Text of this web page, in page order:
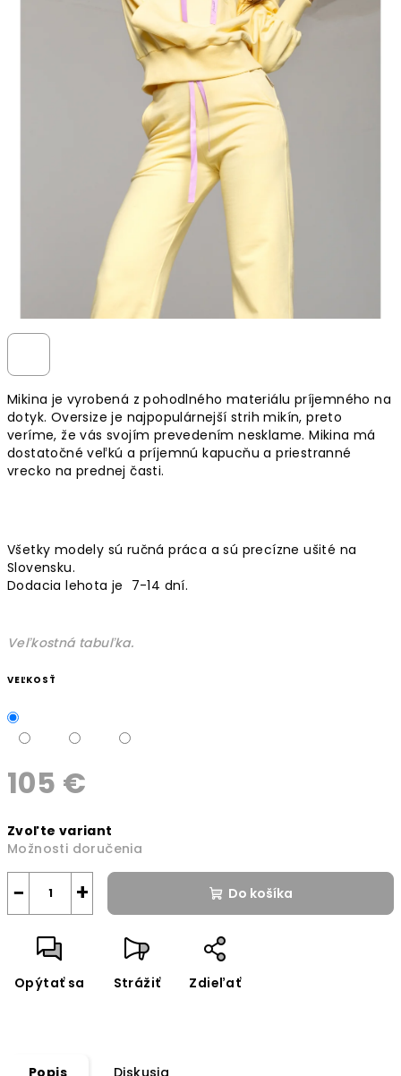
Mikina je vyrobená z pohodlného materiálu príjemného na
dotyk. Oversize je najpopulárnejší strih mikín, preto
veríme, že vás svojím prevedením nesklame. Mikina má
dostatočné veľkú a príjemnú kapucňu a priestranné
vrecko na prednej časti.
Všetky modely sú ručná práca a sú precízne ušité na
Slovensku.
Dodacia lehota je 7-14 dní.
Veľkostná tabuľka.
VEĽKOSŤ
105 €
cena:
Zvoľte variant
Možnosti doručenia
+
− Do košíka
Opýtať sa Strážiť Zdieľať
Popis Diskusia